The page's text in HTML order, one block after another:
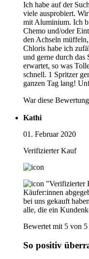
Ich habe auf der
viele ausprobiert.
mit Aluminium. Ich
Chemo und/oder
den Achseln
Chloris habe ich
und gerne durch das
erwartet, so was
schnell. 1 Spritzer
ganzen Tag lang!
War diese
Kathi
01. Februar 2020
Verifizierter Kauf
"Verifizierter
Käufer:innen
bei uns gekauft
alle, die ein
Bewertet mit 5 von 5
So positiv